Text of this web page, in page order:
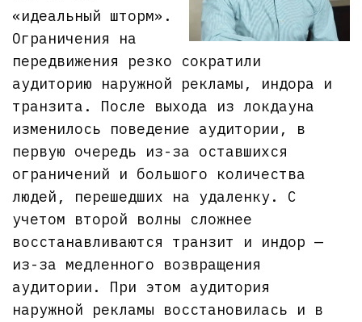
«идеальный шторм».
Ограничения на
передвижения резко сократили
аудиторию наружной рекламы, индора и
транзита. После выхода из локдауна
изменилось поведение аудитории, в
первую очередь из-за оставшихся
ограничений и большого количества
людей, перешедших на удаленку. С
учетом второй волны сложнее
восстанавливаются транзит и индор —
из-за медленного возвращения
аудитории. При этом аудитория
наружной рекламы восстановилась и в